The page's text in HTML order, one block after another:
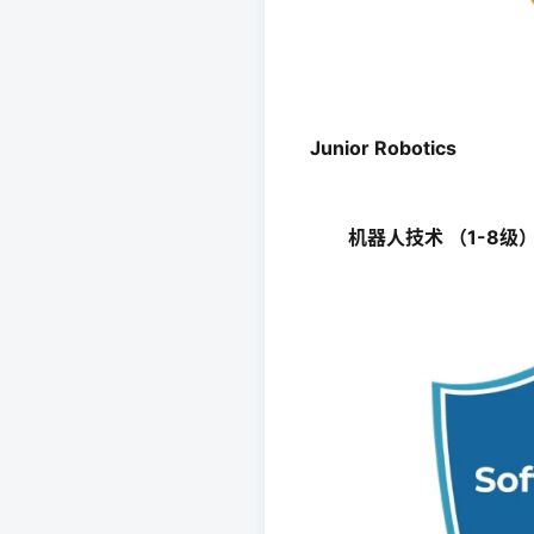
Junior Robotics
机器人技术 （1-8级